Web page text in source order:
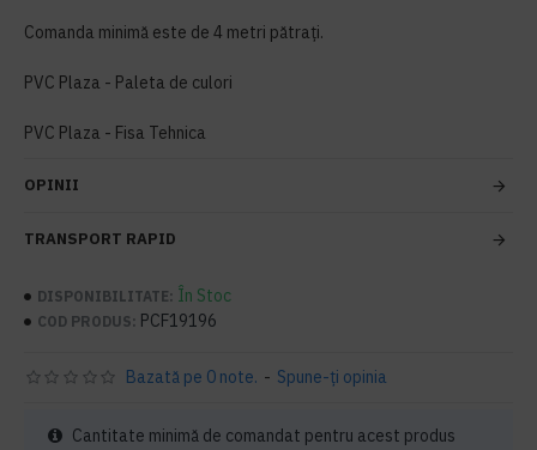
Comanda minimă este de 4 metri pătrați.
PVC Plaza - Paleta de culori
PVC Plaza - Fisa Tehnica
OPINII
TRANSPORT RAPID
DISPONIBILITATE: În Stoc
COD PRODUS: PCF19196
Bazată pe 0 note. - Spune-ţi opinia
Cantitate minimă de comandat pentru acest produs